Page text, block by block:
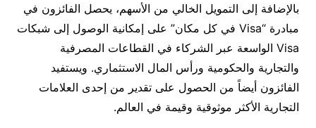
بالإضافة إلى التمويل الخالي من الأسهم، يحصل الفائزون في
مبادرة “Visa في كل مكان” على إمكانية الوصول إلى شبكات
Visa الواسعة عبر الشركاء في القطاعات المصرفية
والتجارية والحكومية ورأس المال الاستثماري. ويستفيد
الفائزون أيضاً من الحصول على تقدير من إحدى العلامات
التجارية الأكثر موثوقية وقيمة في العالم.